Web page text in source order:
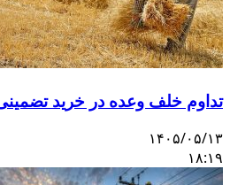
تداوم خلف وعده در خرید
۱۴۰۵/۰۵/۱۳
۱۸:۱۹